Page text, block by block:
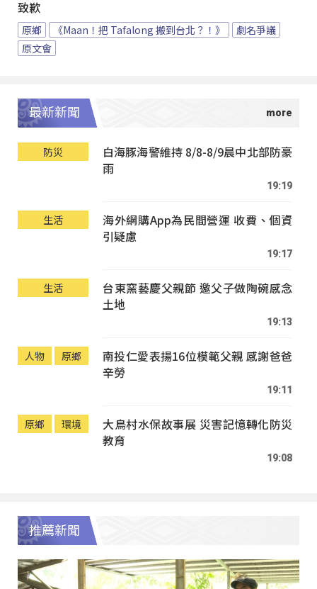
致歉
原鄉 《Maan！把 Tafalong 搬到台北？！》
劇名爭議
原文會
最新新聞
防災
白海豚海警維持 8/8-8/9晨中北部防豪
雨
19:19
生活
海外網購App為民間營運 收費、個資
引疑慮
19:17
生活
台東窯藝慶父親節 邀父子做陶碗感念
土地
19:13
人物 原鄉
南投仁愛表揚16位模範父親 感謝爸爸
辛勞
19:11
原鄉 環境
大鳥村水保故事展 災害記憶轉化防災
教育
19:08
推薦新聞